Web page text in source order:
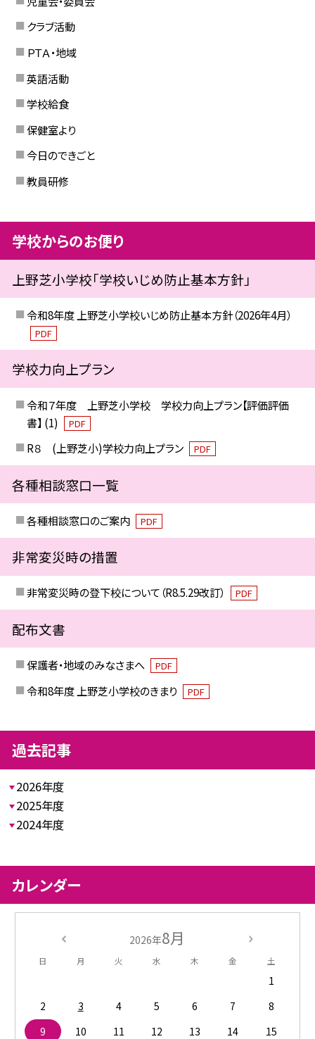
クラブ活動
ＰＴＡ・地域
英語活動
学校給食
保健室より
今日のできごと
教員研修
学校からのお便り
上野芝小学校「学校いじめ防止基本方針」
令和8年度 上野芝小学校いじめ防止基本方針（2026年4月）
PDF
学校力向上プラン
令和７年度 上野芝小学校 学校力向上プラン【評価評価
書】 (1)
PDF
R８ (上野芝小)学校力向上プラン PDF
各種相談窓口一覧
各種相談窓口のご案内 PDF
非常変災時の措置
非常変災時の登下校について（R8.5.29改訂） PDF
配布文書
保護者・地域のみなさまへ PDF
令和8年度 上野芝小学校のきまり PDF
過去記事
2026年度
2025年度
2024年度
カレンダー
2026年8月
日 月 火 水 木 金 土
1
2
3 4 5 6 7
8
9
10 11 12 13 14
15